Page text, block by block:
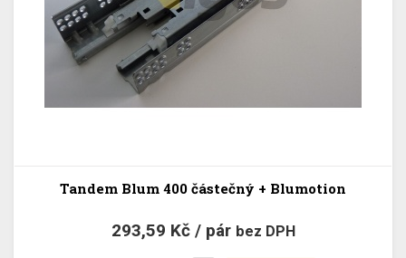
Tandem Blum 400 částečný + Blumotion
293,59 Kč / pár bez DPH